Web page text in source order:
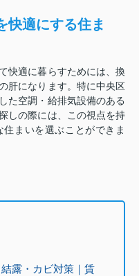
快適にする住ま
快適に暮らすためには、換
肝になります。特に中央区
た空調・給排気設備のある
しの際には、この視点を持
まいを選ぶことができま
露・カビ対策｜賃